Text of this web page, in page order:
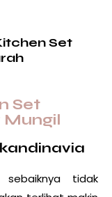
Set
Set
Mungil
tidak